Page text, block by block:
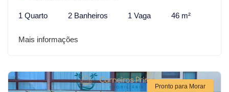
1 Quarto 2 Banheiros 1 Vaga 46 m²
Mais informações
Pronto para Morar